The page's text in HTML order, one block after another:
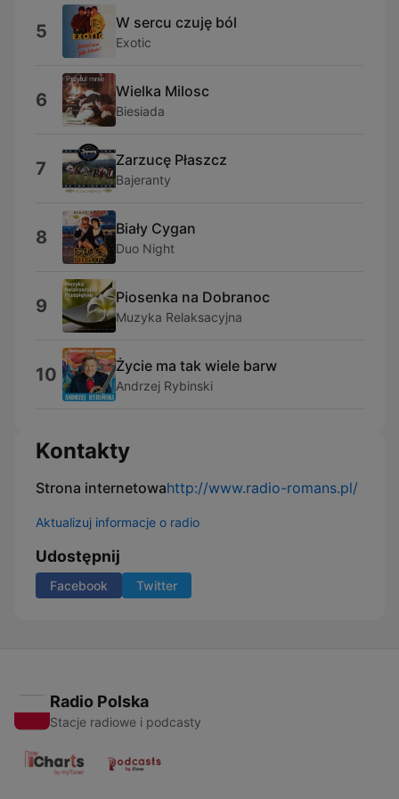
5 W sercu czuję ból
Exotic
6 Wielka Milosc
Biesiada
7 Zarzucę Płaszcz
Bajeranty
8 Biały Cygan
Duo Night
9 Piosenka na Dobranoc
Muzyka Relaksacyjna
10 Życie ma tak wiele barw
Andrzej Rybinski
Kontakty
Strona internetowahttp://www.radio-romans.pl/
Aktualizuj informacje o radio
Udostępnij
Facebook Twitter
Radio Polska
Stacje radiowe i podcasty